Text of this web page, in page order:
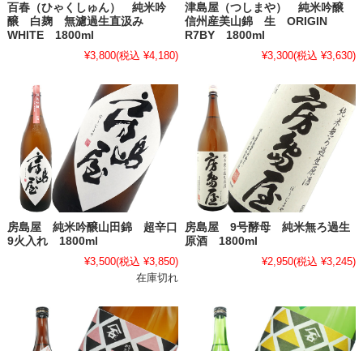
百春（ひゃくしゅん） 純米吟
醸 白麹 無濾過生直汲み
WHITE 1800ml
¥3,800(税込 ¥4,180)
津島屋（つしまや） 純米吟醸
信州産美山錦 生 ORIGIN
R7BY 1800ml
¥3,300(税込 ¥3,630)
房島屋 純米吟醸山田錦 超辛口
9火入れ 1800ml
¥3,500(税込 ¥3,850)
在庫切れ
房島屋 9号酵母 純米無ろ過生
原酒 1800ml
¥2,950(税込 ¥3,245)